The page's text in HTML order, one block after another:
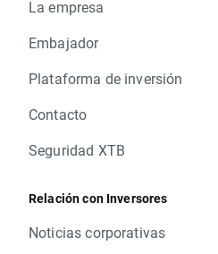
La empresa
Embajador
Plataforma de inversión
Contacto
Seguridad XTB
Relación con Inversores
Noticias corporativas